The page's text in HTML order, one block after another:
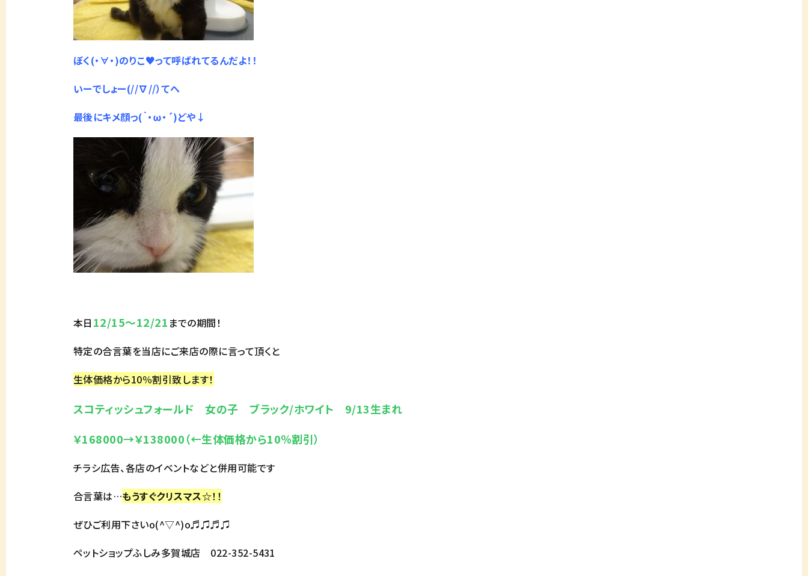
ぼく(・∀・)のりこ♥って呼ばれてるんだよ！！
いーでしょー(//∇//）てへ
最後にキメ顔っ(｀・ω・´)どや↓
本日 12/15～12/21 までの期間！
特定の合言葉を当店にご来店の際に言って頂くと
生体価格から10％割引致します！
スコティッシュフォールド 女の子 ブラック/ホワイト 9/13生まれ
￥168000→￥138000（←生体価格から10％割引）
チラシ広告、各店のイベントなどと併用可能です
合言葉は…もうすぐクリスマス☆！！
ぜひご利用下さいo(^▽^)o♬♫♬♫
ペットショップふしみ多賀城店 022-352-5431